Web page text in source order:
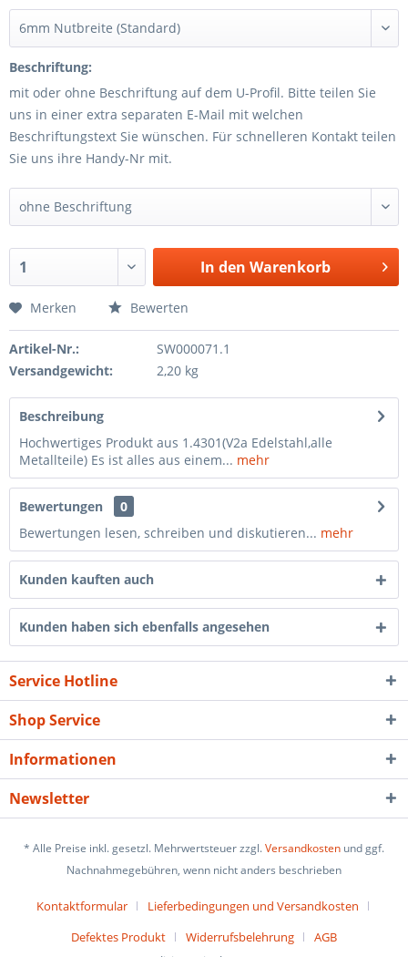
Beschriftung:
mit oder ohne Beschriftung auf dem U-Profil. Bitte teilen Sie
uns in einer extra separaten E-Mail mit welchen
Beschriftungstext Sie wünschen. Für schnelleren Kontakt teilen
Sie uns ihre Handy-Nr mit.
In den Warenkorb
Merken Bewerten
Artikel-Nr.:
SW000071.1
Versandgewicht:
2,20 kg
Beschreibung
Hochwertiges Produkt aus 1.4301(V2a Edelstahl,alle
Metallteile) Es ist alles aus einem... mehr
Bewertungen
0
Bewertungen lesen, schreiben und diskutieren... mehr
Kunden kauften auch
Kunden haben sich ebenfalls angesehen
Service Hotline
Shop Service
Informationen
Newsletter
* Alle Preise inkl. gesetzl. Mehrwertsteuer zzgl.Versandkosten und ggf.
Nachnahmegebühren, wenn nicht anders beschrieben
Kontaktformular
Lieferbedingungen und Versandkosten
Defektes Produkt
Widerrufsbelehrung
AGB